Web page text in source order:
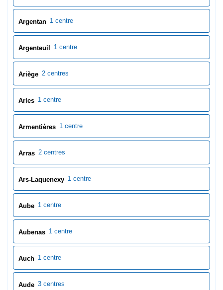
Argentan 1 centre
Argenteuil 1 centre
Ariège 2 centres
Arles 1 centre
Armentières 1 centre
Arras 2 centres
Ars-Laquenexy 1 centre
Aube 1 centre
Aubenas 1 centre
Auch 1 centre
Aude 3 centres